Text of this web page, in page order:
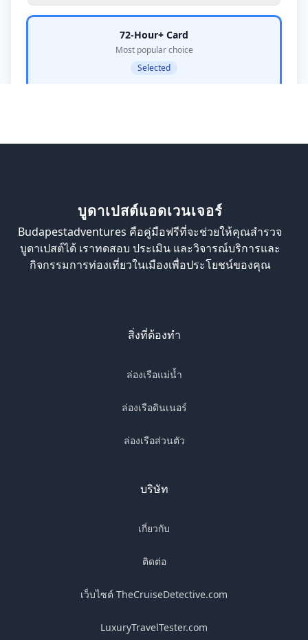
บูดาเปสต์แอดเวนเจอร์
Budapestadventures คือคู่มือฟรีที่จะช่วยให้คุณสำรวจ
บูดาเปสต์ได้ เราทดสอบ ประเมิน และวิจารณ์บริการและ
กิจกรรมการท่องเที่ยวในเมืองเพื่อประโยชน์ของคุณ
สิ่งที่ต้องทำ
ล่องเรือแม่น้ำ
ล่องเรือดินเนอร์
ล่องเรือส่วนตัว
บริษัท
เกี่ยวกับ
ติดต่อ
เว็บไซต์ TheCruiseDetective.com
LuxuryTravelTester.com